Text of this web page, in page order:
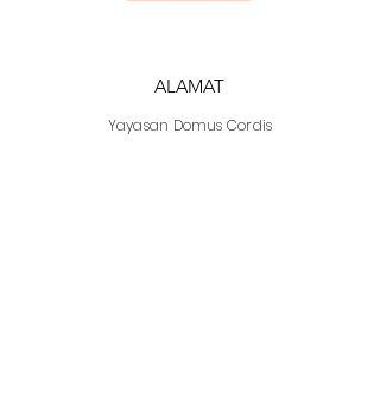
ALAMAT
Yayasan Domus Cordis